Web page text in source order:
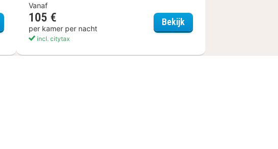
Berghotel Kristall
Vanaf
105 €
per kamer per nacht
incl. citytax
BekijkHosser´s Hotel